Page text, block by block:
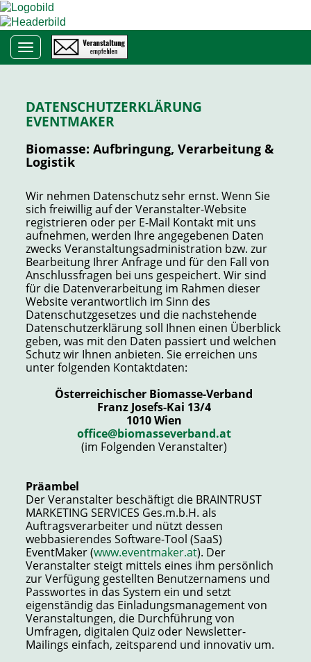
Toggle navigation
DATENSCHUTZERKLÄRUNG
EVENTMAKER
Biomasse: Aufbringung, Verarbeitung &
Logistik
Wir nehmen Datenschutz sehr ernst. Wenn Sie
sich freiwillig auf der Veranstalter-Website
registrieren oder per E-Mail Kontakt mit uns
aufnehmen, werden Ihre angegebenen Daten
zwecks Veranstaltungsadministration bzw. zur
Bearbeitung Ihrer Anfrage und für den Fall von
Anschlussfragen bei uns gespeichert. Wir sind
für die Datenverarbeitung im Rahmen dieser
Website verantwortlich im Sinn des
Datenschutzgesetzes und die nachstehende
Datenschutzerklärung soll Ihnen einen Überblick
geben, was mit den Daten passiert und welchen
Schutz wir Ihnen anbieten. Sie erreichen uns
unter folgenden Kontaktdaten:
Österreichischer Biomasse-Verband
Franz Josefs-Kai 13/4
1010 Wien
office@biomasseverband.at
(im Folgenden Veranstalter)
Präambel
Der Veranstalter beschäftigt die BRAINTRUST
MARKETING SERVICES Ges.m.b.H. als
Auftragsverarbeiter und nützt dessen
webbasierendes Software-Tool (SaaS)
EventMaker (www.eventmaker.at). Der
Veranstalter steigt mittels eines ihm persönlich
zur Verfügung gestellten Benutzernamens und
Passwortes in das System ein und setzt
eigenständig das Einladungsmanagement von
Veranstaltungen, die Durchführung von
Umfragen, digitalen Quiz oder Newsletter-
Mailings einfach, zeitsparend und innovativ um.